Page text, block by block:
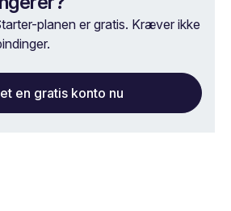
planen er gratis. Kræver ikke
en gratis konto nu